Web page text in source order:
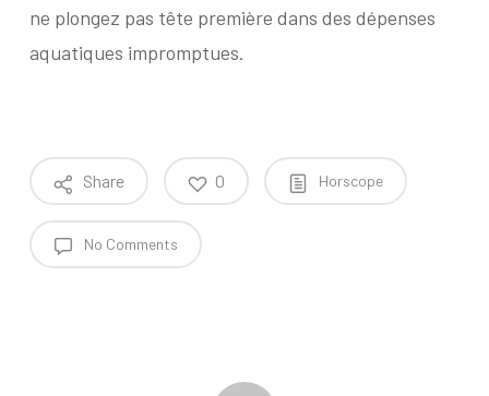
ne plongez pas tête première dans des dépenses
aquatiques impromptues.
Share 0 Horscope
No Comments